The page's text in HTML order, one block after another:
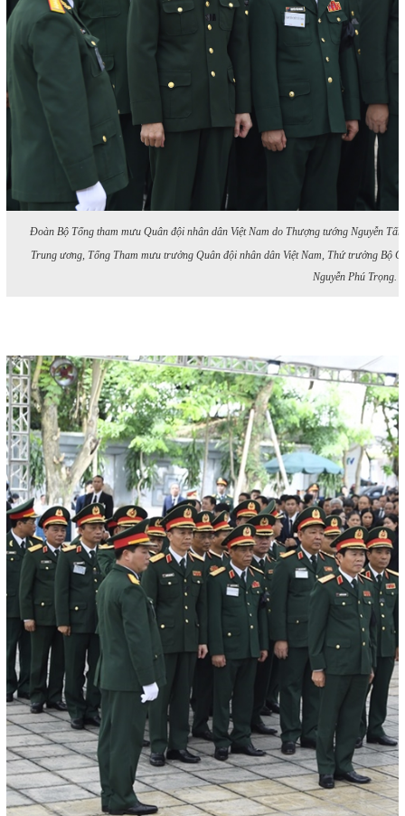
Đoàn Bộ Tổng tham mưu Quân đội nhân dân Việt Nam do Thượng tướng Nguyễn
Trung ương, Tổng Tham mưu trưởng Quân đội nhân dân Việt Nam, Thứ trưởng Bộ
Nguyễn Phú Trọng.